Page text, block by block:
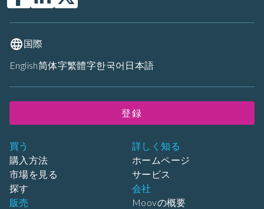
買う
購入方法
市場を見る
探す
販売
詳しく知る
ホームページ
サービス
会社
Moovの概要
国際
English简体字繁體字한국어 日本語
登録